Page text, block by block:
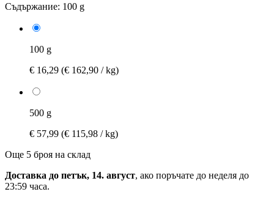
Съдържание: 100 g
100 g
€ 16,29 (€ 162,90 / kg)
500 g
€ 57,99 (€ 115,98 / kg)
Още 5 броя на склад
Доставка до петък, 14. август, ако поръчате до неделя до
23:59 часа.